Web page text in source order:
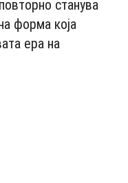
станува
форма која
ера на